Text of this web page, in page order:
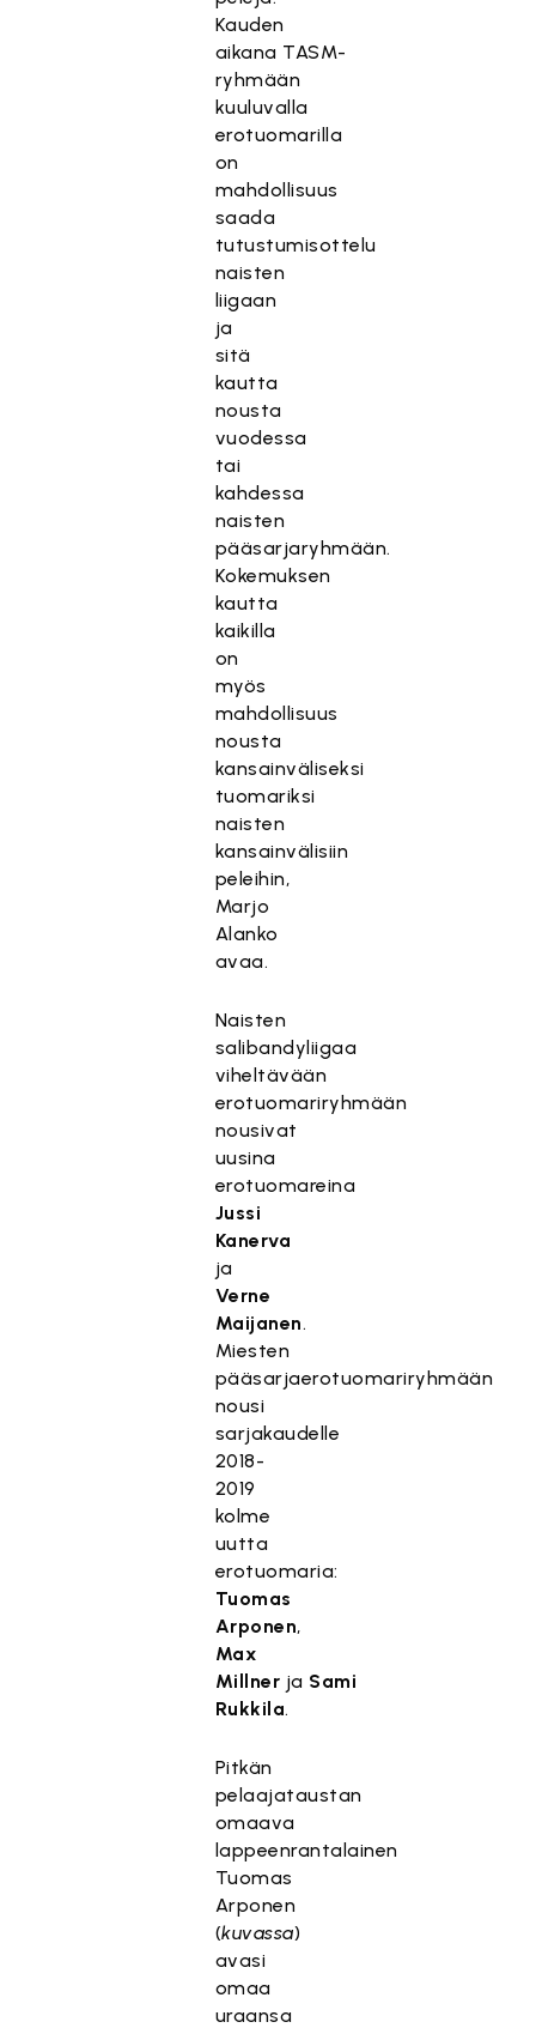
Kauden
aikana TASM-
ryhmään
kuuluvalla
erotuomarilla
on
mahdollisuus
saada
tutustumisottelu
naisten
liigaan
ja
sitä
kautta
nousta
vuodessa
tai
kahdessa
naisten
pääsarjaryhmään.
Kokemuksen
kautta
kaikilla
on
myös
mahdollisuus
nousta
kansainväliseksi
tuomariksi
naisten
kansainvälisiin
peleihin,
Marjo
Alanko
avaa.
Naisten
salibandyliigaa
viheltävään
erotuomariryhmään
nousivat
uusina
erotuomareina
Jussi
Kanerva
ja
Verne
Maijanen.
Miesten
pääsarjaerotuomariryhmään
nousi
sarjakaudelle
2018-
2019
kolme
uutta
erotuomaria:
Tuomas
Arponen,
Max
Millner ja Sami
Rukkila.
Pitkän
pelaajataustan
omaava
lappeenrantalainen
Tuomas
Arponen
(kuvassa)
avasi
omaa
uraansa